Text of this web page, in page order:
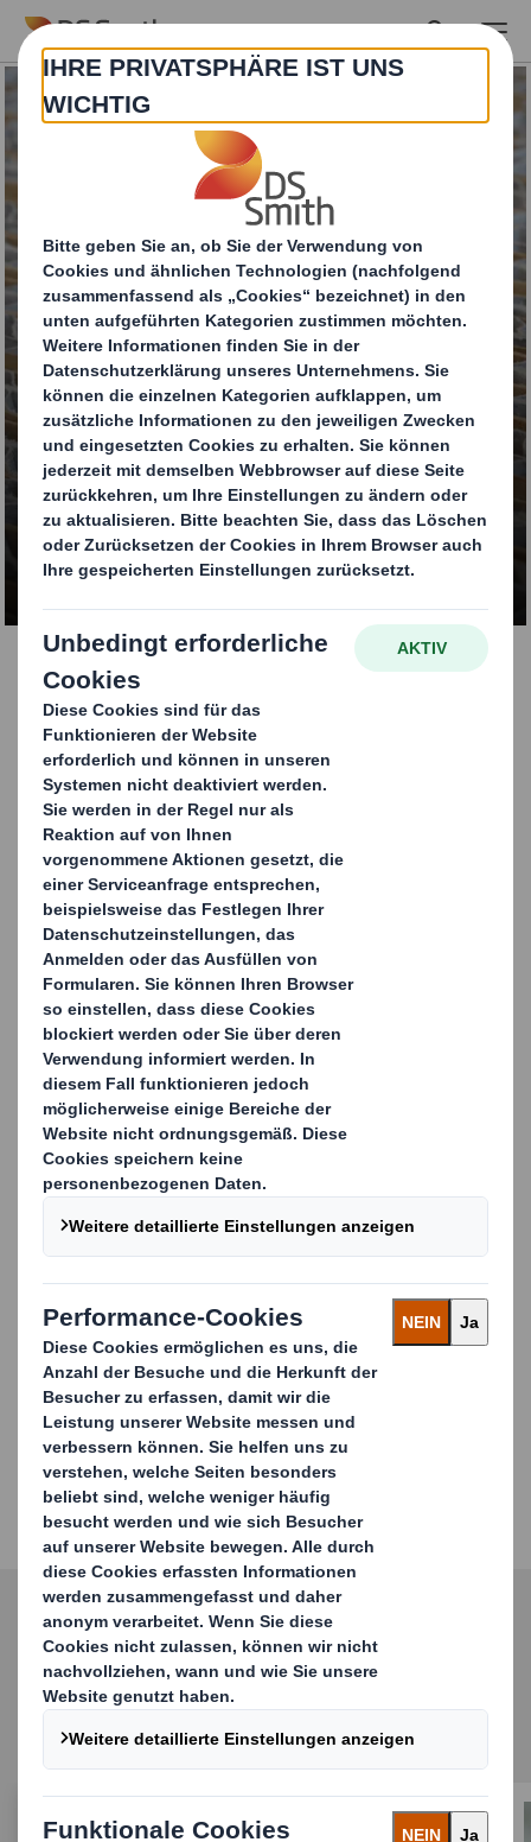
Skip to main content
Bogenware
KONTAKT AUFNEHMEN
Bogenware
Bogenware und Zwischenlagen können
verwendet werden, um Ladungen zu sichern
und verschiedene Produkte zu trennen. Sie
können auch als Stapelhilfe, Zwischenlage in
Kartons und zur Sicherung von Waren auf
Paletten genutzt werden. Wir bieten Einzel-
bis Dreifachwelle, mit oder ohne Druck, für
Verarbeiter und Händler. Wellpappe ist das
günstigste, effektive und leicht zu
verwendende Verpackungsmaterial.
KONTAKT AUFNEHMEN
Lernen Sie weitere
Produkte kennen